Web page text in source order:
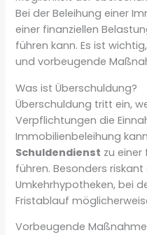
Bei der Beleihung einer
einer finanziellen
führen kann. Es ist
und vorbeugende
Was ist Überschuldung?
Überschuldung tritt ein,
Verpflichtungen die
Immobilienbeleihung
Schuldendienst zu einer
führen. Besonders
Umkehrhypotheken, bei
Fristablauf
Vorbeugende